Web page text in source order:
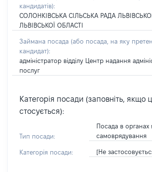
кандидатів):
СОЛОНКІВСЬКА СІЛЬСЬКА РАДА
ЛЬВІВСЬКОЇ ОБЛАСТІ
Займана посада (або посада, на яку
кандидат):
адміністратор відділу Центр надання
послуг
Категорія посади (заповніть, якщо
стосується):
Тип посади:
Посада в органах
самоврядування
Категорія посади: [Не